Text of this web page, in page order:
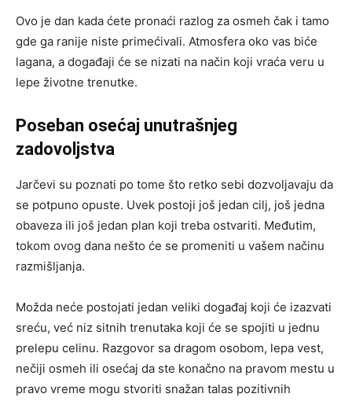
Ovo je dan kada ćete pronaći razlog za osmeh čak i tamo
gde ga ranije niste primećivali. Atmosfera oko vas biće
lagana, a događaji će se nizati na način koji vraća veru u
lepe životne trenutke.
Poseban osećaj unutrašnjeg
zadovoljstva
Jarčevi su poznati po tome što retko sebi dozvoljavaju da
se potpuno opuste. Uvek postoji još jedan cilj, još jedna
obaveza ili još jedan plan koji treba ostvariti. Međutim,
tokom ovog dana nešto će se promeniti u vašem načinu
razmišljanja.
Možda neće postojati jedan veliki događaj koji će izazvati
sreću, već niz sitnih trenutaka koji će se spojiti u jednu
prelepu celinu. Razgovor sa dragom osobom, lepa vest,
nečiji osmeh ili osećaj da ste konačno na pravom mestu u
pravo vreme mogu stvoriti snažan talas pozitivnih